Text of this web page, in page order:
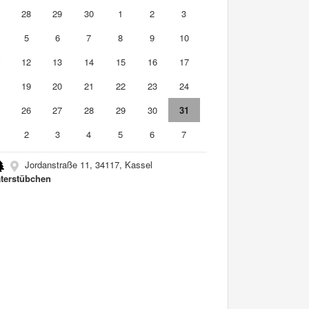
28 29 30 1 2
3
5 6 7 8 9
10
12 13 14 15 16
17
19 20 21 22 23
24
26 27 28 29 30
31
2 3 4 5 6 7
Jordanstraße 11, 34117, Kassel